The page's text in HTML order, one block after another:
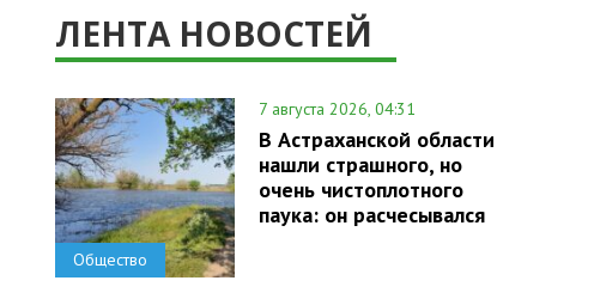
ЛЕНТА НОВОСТЕЙ
Общество
7 августа 2026, 04:31
В Астраханской области
нашли страшного, но
очень чистоплотного
паука: он расчесывался